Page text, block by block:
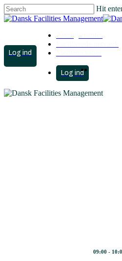
Hit
Close
search
account
Menu
search
account
09:00 -